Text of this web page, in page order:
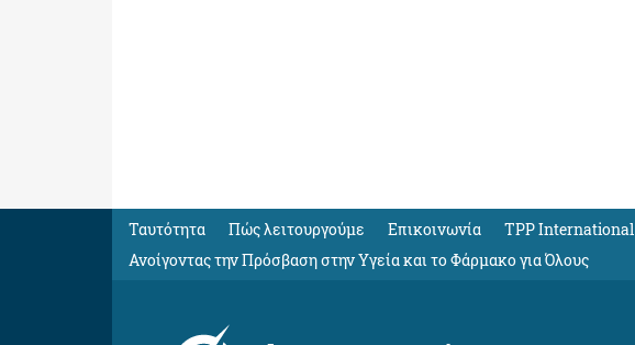
Ταυτότητα Πώς λειτουργούμε Eπικοινωνία TPP International
Ανοίγοντας την Πρόσβαση στην Υγεία και το Φάρμακο για Όλους